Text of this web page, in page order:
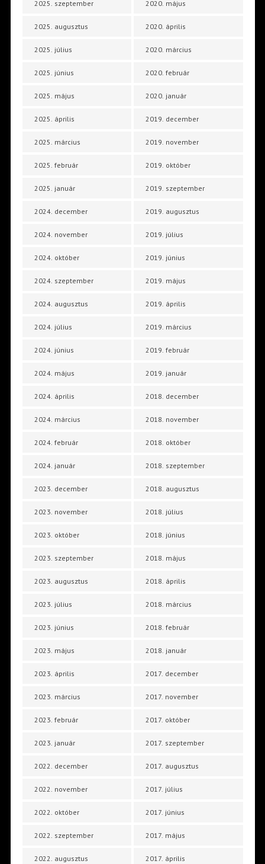
2025. szeptember
2025. augusztus
2025. július
2025. június
2025. május
2025. április
2025. március
2025. február
2025. január
2024. december
2024. november
2024. október
2024. szeptember
2024. augusztus
2024. július
2024. június
2024. május
2024. április
2024. március
2024. február
2024. január
2023. december
2023. november
2023. október
2023. szeptember
2023. augusztus
2023. július
2023. június
2023. május
2023. április
2023. március
2023. február
2023. január
2022. december
2022. november
2022. október
2022. szeptember
2022. augusztus
2020. május
2020. április
2020. március
2020. február
2020. január
2019. december
2019. november
2019. október
2019. szeptember
2019. augusztus
2019. július
2019. június
2019. május
2019. április
2019. március
2019. február
2019. január
2018. december
2018. november
2018. október
2018. szeptember
2018. augusztus
2018. július
2018. június
2018. május
2018. április
2018. március
2018. február
2018. január
2017. december
2017. november
2017. október
2017. szeptember
2017. augusztus
2017. július
2017. június
2017. május
2017. április